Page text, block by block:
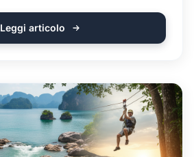
Leggi articolo